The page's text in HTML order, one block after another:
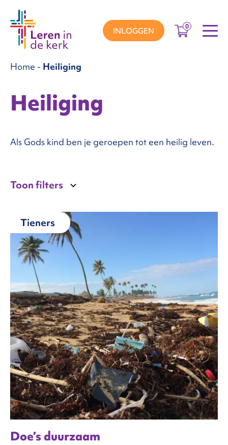
INLOGGEN 0
Home - Heiliging
Heiliging
Als Gods kind ben je geroepen tot een heilig leven.
Toon filters
Tieners
Doe’s duurzaam